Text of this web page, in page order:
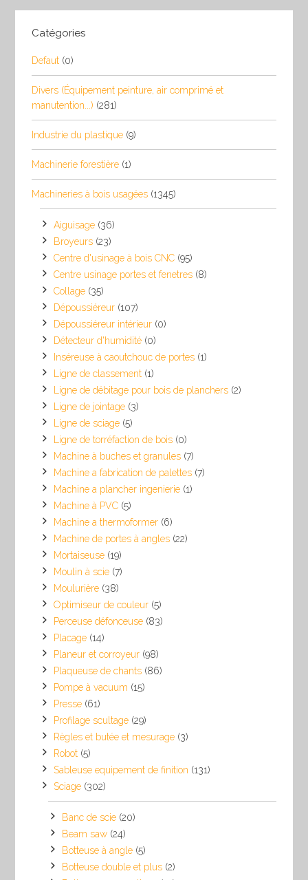
Catégories
Defaut (0)
Divers (Équipement peinture, air comprimé et
manutention...) (281)
Industrie du plastique (9)
Machinerie forestière (1)
Machineries à bois usagées (1345)
Aiguisage (36)
Broyeurs (23)
Centre d'usinage à bois CNC (95)
Centre usinage portes et fenetres (8)
Collage (35)
Dépoussiéreur (107)
Dépoussiéreur intérieur (0)
Détecteur d'humidité (0)
Inséreuse à caoutchouc de portes (1)
Ligne de classement (1)
Ligne de débitage pour bois de planchers (2)
Ligne de jointage (3)
Ligne de sciage (5)
Ligne de torréfaction de bois (0)
Machine à buches et granules (7)
Machine a fabrication de palettes (7)
Machine a plancher ingenierie (1)
Machine à PVC (5)
Machine a thermoformer (6)
Machine de portes à angles (22)
Mortaiseuse (19)
Moulin à scie (7)
Moulurière (38)
Optimiseur de couleur (5)
Perceuse défonceuse (83)
Placage (14)
Planeur et corroyeur (98)
Plaqueuse de chants (86)
Pompe à vacuum (15)
Presse (61)
Profilage scultage (29)
Règles et butée et mesurage (3)
Robot (5)
Sableuse equipement de finition (131)
Sciage (302)
Banc de scie (20)
Beam saw (24)
Botteuse à angle (5)
Botteuse double et plus (2)